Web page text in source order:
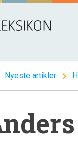
Nyeste artikler chevron_right